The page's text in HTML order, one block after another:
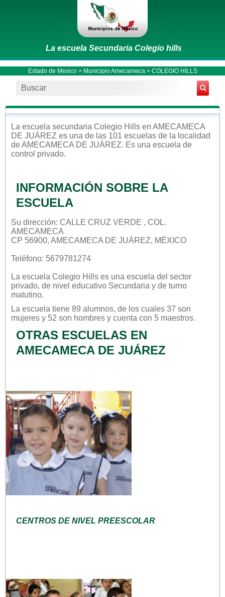
La escuela Secundaria Colegio hills
Estado de Mexico> Municipio Amecameca > COLEGIO HILLS
La escuela secundaria Colegio Hills en AMECAMECA
DE JUÁREZ es una de las 101 escuelas de la localidad
deAMECAMECA DE JUÁREZ. Es una escuela de
control privado.
INFORMACIÓN SOBRE LA
ESCUELA
Su dirección: CALLE CRUZ VERDE , COL.
AMECAMECA
CP 56900, AMECAMECA DE JUÁREZ, MÉXICO
Teléfono: 5679781274
La escuela Colegio Hills es una escuela del sector
privado, de nivel educativo Secundaria y de turno
matutino.
La escuela tiene 89 alumnos, de los cuales 37 son
mujeres y 52 son hombres y cuenta con 5 maestros.
OTRAS ESCUELAS EN
AMECAMECA DE JUÁREZ
CENTROS DE NIVEL PREESCOLAR